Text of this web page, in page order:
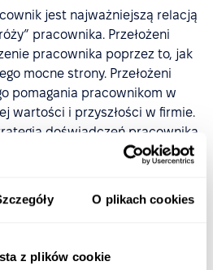
O plikach cookies
z plików cookie
jest najważniejszą relacją
pracownika. Przełożeni
pracownika poprzez to, jak
mocne strony. Przełożeni
pomagania pracownikom w
wartości i przyszłości w firmie.
doświadczeń pracownika
do kwestii doskonalenia
– to proste pytanie, ale w